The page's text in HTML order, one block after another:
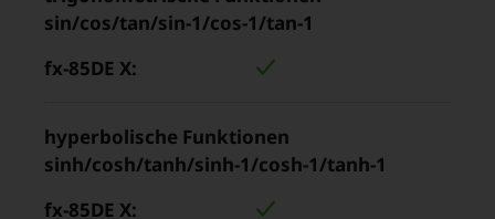
sin/cos/tan/sin-1/cos-1/tan-1
hyperbolische Funktionen
sinh/cosh/tanh/sinh-1/cosh-1/tanh-1